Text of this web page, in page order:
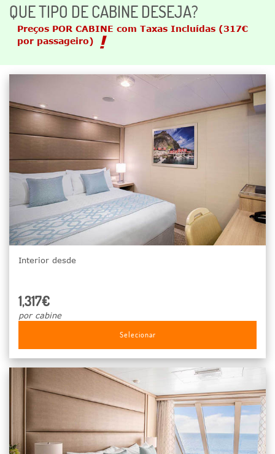
QUE TIPO DE CABINE DESEJA?
Preços POR CABINE com Taxas Incluídas (317€
por passageiro)
Interior desde
1,317€
por cabine
Selecionar